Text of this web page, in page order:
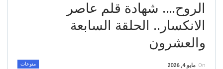
الروح…. شهادة قلم عاصر
الانكسار.. الحلقة السابعة
والعشرون
منوعات On مايو 4, 2026